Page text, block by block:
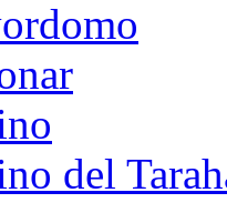
del